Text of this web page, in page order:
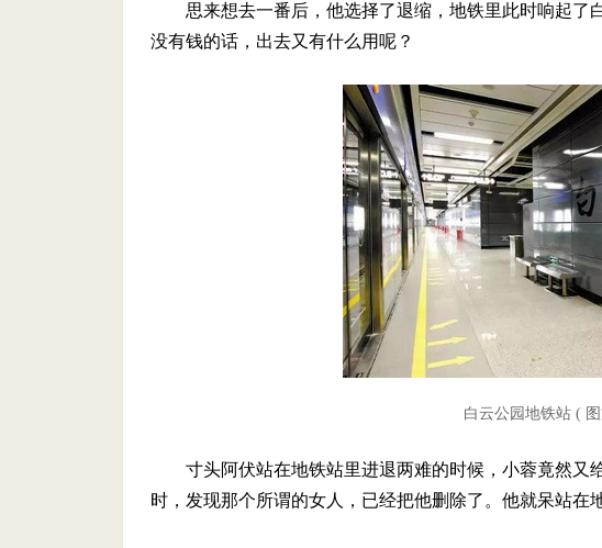
思来想去一番后，他选择了退缩，地铁里此时响起了
没有钱的话，出去又有什么用呢？
白云公园地铁站 ( 图
寸头阿伏站在地铁站里进退两难的时候，小蓉竟然又
时，发现那个所谓的女人，已经把他删除了。他就呆站在